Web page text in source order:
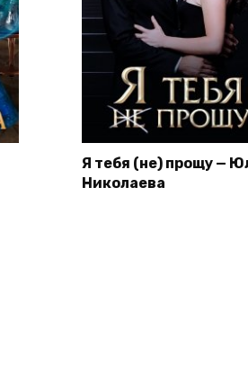
Я тебя (не) прощу —
Николаева